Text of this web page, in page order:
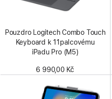
Pouzdro Logitech Combo Touch
Keyboard k 11palcovému
iPadu Pro (M5)
6 990,00 Kč